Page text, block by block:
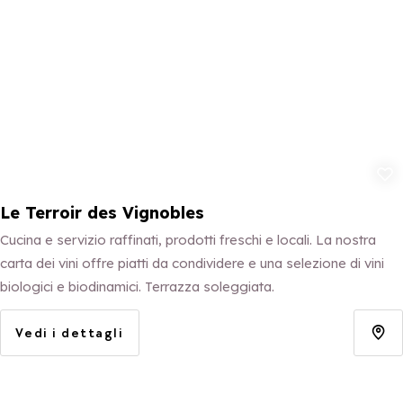
Le Terroir des Vignobles
Cucina e servizio raffinati, prodotti freschi e locali. La nostra
carta dei vini offre piatti da condividere e una selezione di vini
biologici e biodinamici. Terrazza soleggiata.
Vedi i dettagli